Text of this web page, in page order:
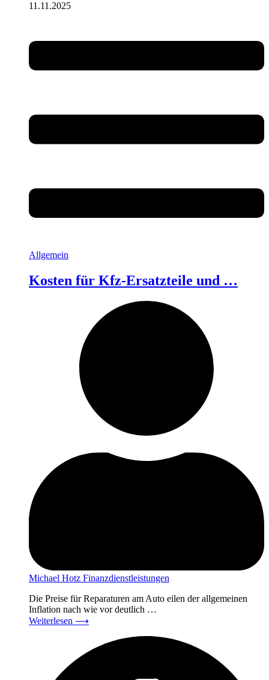
11.11.2025
Allgemein
Kosten für Kfz-Ersatzteile und …
Michael Hotz Finanzdienstleistungen
Die Preise für Reparaturen am Auto eilen der allgemeinen
Inflation nach wie vor deutlich …
Weiterlesen ⟶